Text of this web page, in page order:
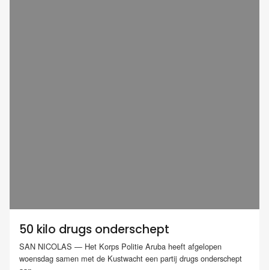
50 kilo drugs onderschept
SAN NICOLAS — Het Korps Politie Aruba heeft afgelopen
woensdag samen met de Kustwacht een partij drugs onderschept